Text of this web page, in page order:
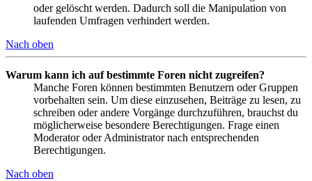
oder gelöscht werden. Dadurch soll die Manipulation von
laufenden Umfragen verhindert werden.
Nach oben
Warum kann ich auf bestimmte Foren nicht zugreifen?
Manche Foren können bestimmten Benutzern oder Gruppen
vorbehalten sein. Um diese einzusehen, Beiträge zu lesen, zu
schreiben oder andere Vorgänge durchzuführen, brauchst du
möglicherweise besondere Berechtigungen. Frage einen
Moderator oder Administrator nach entsprechenden
Berechtigungen.
Nach oben